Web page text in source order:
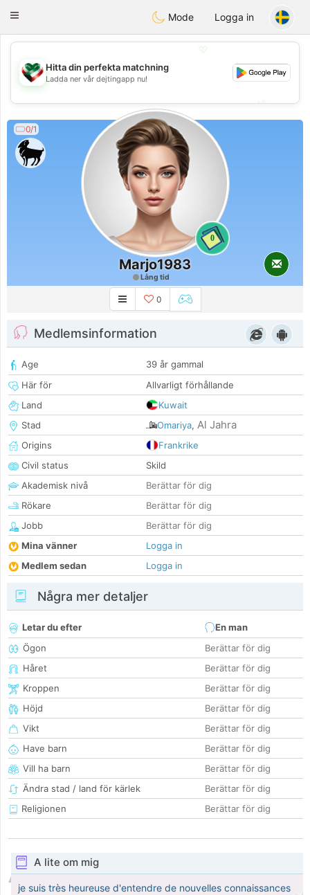
KuwaitChat
Toggle
Mode Logga in
💖
💕
💕
Hitta din perfekta matchning
Ladda ner vår dejtingapp nu!
0/1
0
Marjo1983
Lång tid
0
Medlemsinformation
Age
39 år gammal
Här för
Allvarligt förhållande
Land
Kuwait
Stad
Omariya, Al Jahra
Origins
Frankrike
Civil status
Skild
Akademisk nivå
Berättar för dig
Rökare
Berättar för dig
Jobb
Berättar för dig
Mina vänner
Logga in
Medlem sedan
Logga in
Några mer detaljer
Letar du efter
En man
Ögon
Berättar för dig
Håret
Berättar för dig
Kroppen
Berättar för dig
Höjd
Berättar för dig
Vikt
Berättar för dig
Have barn
Berättar för dig
Vill ha barn
Berättar för dig
Ändra stad / land för kärlek
Berättar för dig
Religionen
Berättar för dig
A lite om mig
je suis très heureuse d'entendre de nouvelles connaissances